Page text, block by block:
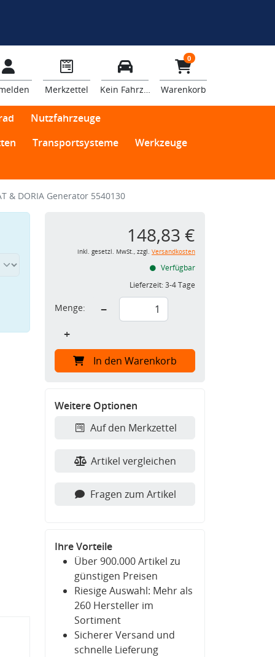
Merkzettel Kein Fahrzeug
0
Warenkorb
Nutzfahrzeuge
Transportsysteme Werkzeuge
& DORIA Generator 5540130
148,83 €
inkl. gesetzl. MwSt., zzgl. Versandkosten
Verfügbar
Lieferzeit:3-4 Tage
Menge:
−
+
In den Warenkorb
Weitere Optionen
Auf den Merkzettel
Artikel vergleichen
Fragen zum Artikel
Ihre Vorteile
Über 900.000 Artikel zu
günstigen Preisen
Riesige Auswahl: Mehr als
260 Hersteller im
Sortiment
Sicherer Versand und
schnelle Lieferung